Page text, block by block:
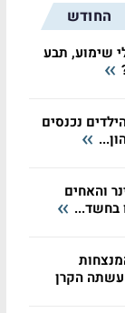
החודש
שנה בלי שימוע, תבע
נכנסים
והאחים
בחשד...
עשתה הקרן